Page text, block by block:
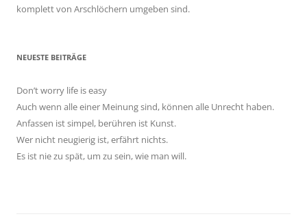
komplett von Arschlöchern umgeben sind.
NEUESTE BEITRÄGE
Don’t worry life is easy
Auch wenn alle einer Meinung sind, können alle Unrecht haben.
Anfassen ist simpel, berühren ist Kunst.
Wer nicht neugierig ist, erfährt nichts.
Es ist nie zu spät, um zu sein, wie man will.